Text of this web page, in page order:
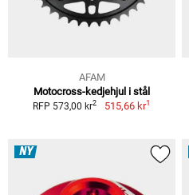
AFAM
Motocross-kedjehjul i stål
RFP 573,00 kr2 515,66 kr1
NY